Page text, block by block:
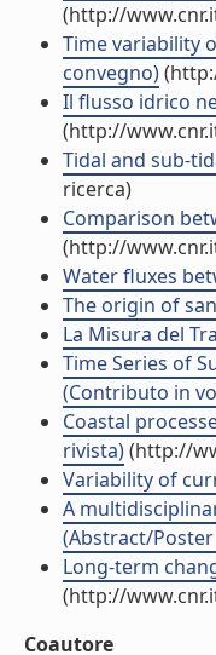
(http://
Time variability
convegno)
Il flusso idrico
(http://
Tidal and sub-
ricerca)
Comparison
(http://
Water fluxes
The origin of
La Misura del
Time Series of
(Contributo in
Coastal
rivista)(http://
Variability of
A
(Abstract/
Long-term
(http://
Coautore